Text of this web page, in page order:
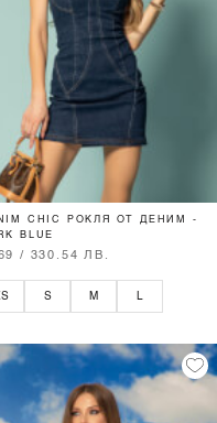
CHIC РОКЛЯ ОТ ДЕНИМ -
BLUE
/ 330.54 ЛВ.
S M L